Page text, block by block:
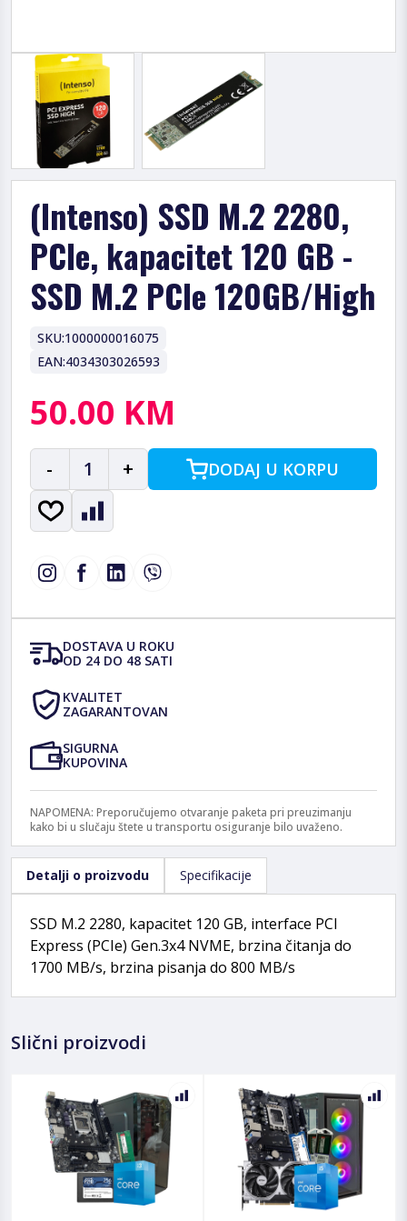
(Intenso) SSD M.2 2280,
PCIe, kapacitet 120 GB -
SSD M.2 PCIe 120GB/High
SKU:1000000016075
EAN:4034303026593
50.00 KM
- 1 + DODAJ U KORPU
DOSTAVA U ROKU
OD 24 DO 48 SATI
KVALITET
ZAGARANTOVAN
SIGURNA
KUPOVINA
NAPOMENA: Preporučujemo otvaranje paketa pri preuzimanju
kako bi u slučaju štete u transportu osiguranje bilo uvaženo.
Detalji o proizvodu Specifikacije
SSD M.2 2280, kapacitet 120 GB, interface PCI
Express (PCIe) Gen.3x4 NVME, brzina čitanja do
1700 MB/s, brzina pisanja do 800 MB/s
Slični proizvodi